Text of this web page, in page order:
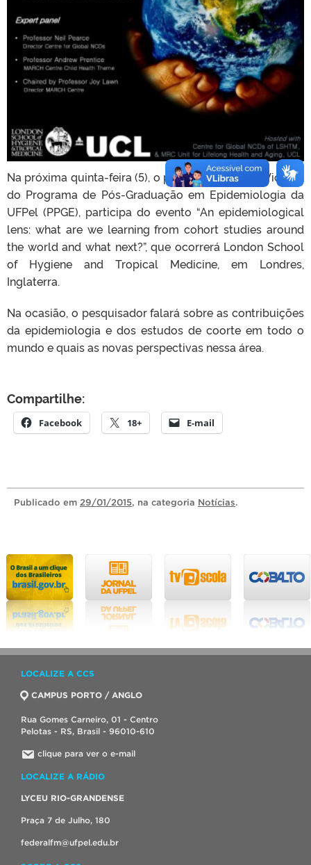
Na próxima quinta-feira (5), o pesquisador Cesar Victora,
do Programa de Pós-Graduação em Epidemiologia da
UFPel (PPGE), participa do evento “An epidemiological
lens: what are we learning from cohort studies around
the world and what next?”, que ocorrerá London School
of Hygiene and Tropical Medicine, em Londres,
Inglaterra.
Na ocasião, o pesquisador falará sobre as contribuições
da epidemiologia e dos estudos de coorte em todo o
mundo e quais as novas perspectivas nessa área.
Compartilhe:
Facebook 18+ E-mail
Publicado em 29/01/2015, na categoria Notícias.
LOCALIZE A CCS
CAMPUS PORTO / ANGLO
Rua Gomes Carneiro, 01 - Centro
Pelotas - RS, Brasil - 96010-610
clique para ver o e-mail
LOCALIZE A RÁDIO
LYCEU RIO-GRANDENSE
Praça 7 de Julho, 180
federalfm@ufpel.edu.br